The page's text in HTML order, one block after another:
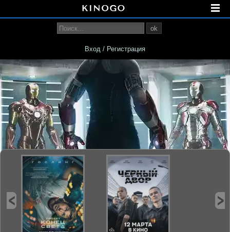
ok
Вход / Регистрация